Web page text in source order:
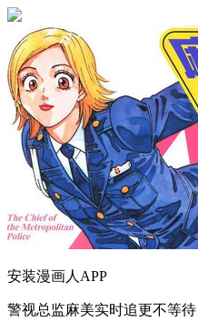
安装漫画人APP
警视总监麻美实时追更不等待